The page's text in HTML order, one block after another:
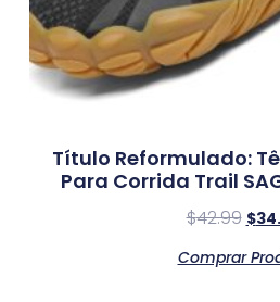
Título Reformulado:
Para Corrida Trail
$42.99 $
Comprar